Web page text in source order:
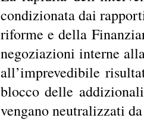
condizionata dai
riforme e della
negoziazioni interne
all’imprevedibile
blocco delle
vengano neutralizzati